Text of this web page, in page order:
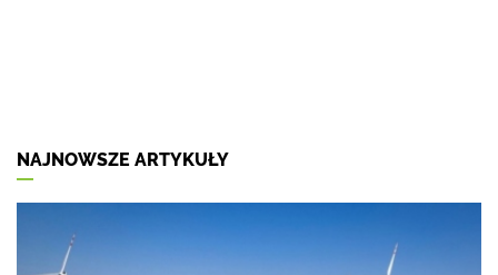
NAJNOWSZE ARTYKUŁY